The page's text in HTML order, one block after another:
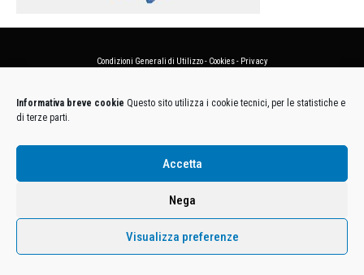
Informativa breve cookie Questo sito utilizza i cookie tecnici, per le statistiche e
di terze parti.
Accetta
Nega
Visualizza preferenze
Condizioni Generali di Utilizzo- Cookies- Privacy
Euro 12.500.000 i.v. - C.F. e Iscr. Reg. Imp. Monza e Brianza 02137480964 - R.E.A. MB-1370021 -
P.IVA. 11005760159 - Direzione e coordinamento art. 2497 C.C. DECATHLON SA, Villeneuve